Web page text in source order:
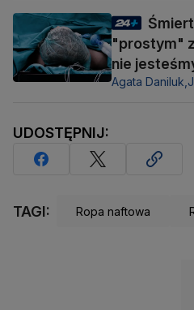
"prostym"
nie
Agata Daniluk,
UDOSTĘPNIJ:
TAGI: Ropa naftowa